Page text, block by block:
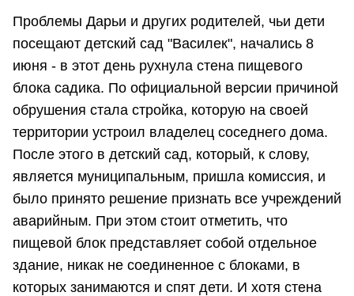
Проблемы Дарьи и других родителей, чьи дети
посещают детский сад "Василек", начались 8
июня - в этот день рухнула стена пищевого
блока садика. По официальной версии причиной
обрушения стала стройка, которую на своей
территории устроил владелец соседнего дома.
После этого в детский сад, который, к слову,
является муниципальным, пришла комиссия, и
было принято решение признать все учреждений
аварийным. При этом стоит отметить, что
пищевой блок представляет собой отдельное
здание, никак не соединенное с блоками, в
которых занимаются и спят дети. И хотя стена